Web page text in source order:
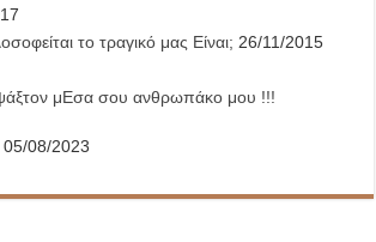
το τραγικό μας Είναι; 26/11/2015
μΕσα σου ανθρωπάκο μου !!!
05/08/2023